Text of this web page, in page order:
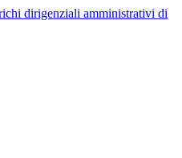
dirigenziali amministrativi di